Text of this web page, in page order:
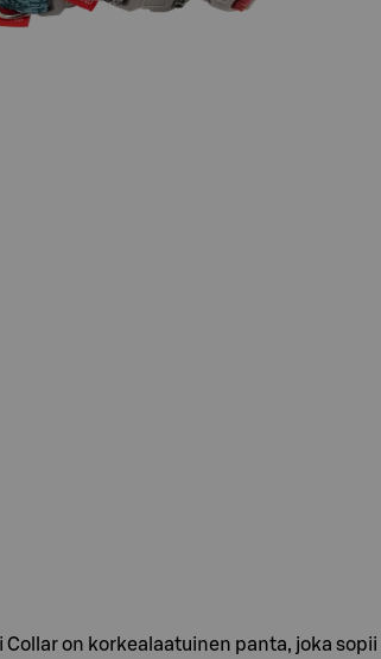
Collar on korkealaatuinen panta, joka